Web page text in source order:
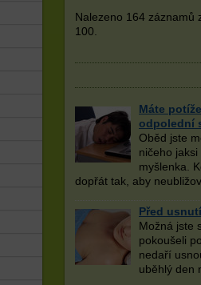
Nalezeno 164 záznamů
100.
Máte
odpolední
Oběd jste
ničeho
myšlenka.
dopřát tak, aby
Před
Možná jste
pokoušeli
nedaří
uběhlý den